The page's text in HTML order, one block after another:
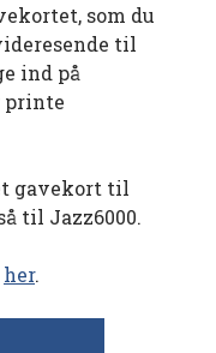
som du
til
ind på
printe
gavekort til
til Jazz6000.
her.